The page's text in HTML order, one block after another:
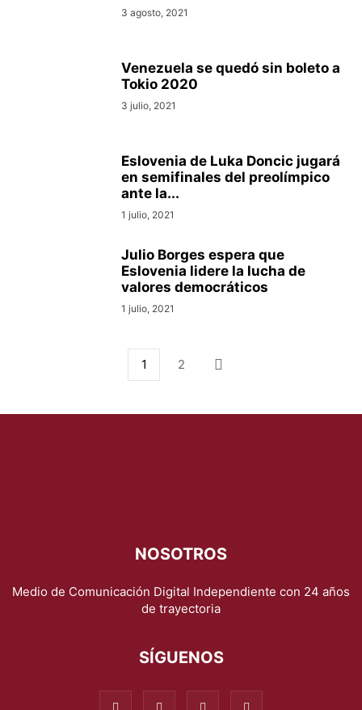
3 agosto, 2021
Venezuela se quedó sin boleto a
Tokio 2020
3 julio, 2021
Eslovenia de Luka Doncic jugará
en semifinales del preolímpico
ante la...
1 julio, 2021
Julio Borges espera que
Eslovenia lidere la lucha de
valores democráticos
1 julio, 2021
1 2
NOSOTROS
Medio de Comunicación Digital Independiente con 24 años
de trayectoria
SÍGUENOS